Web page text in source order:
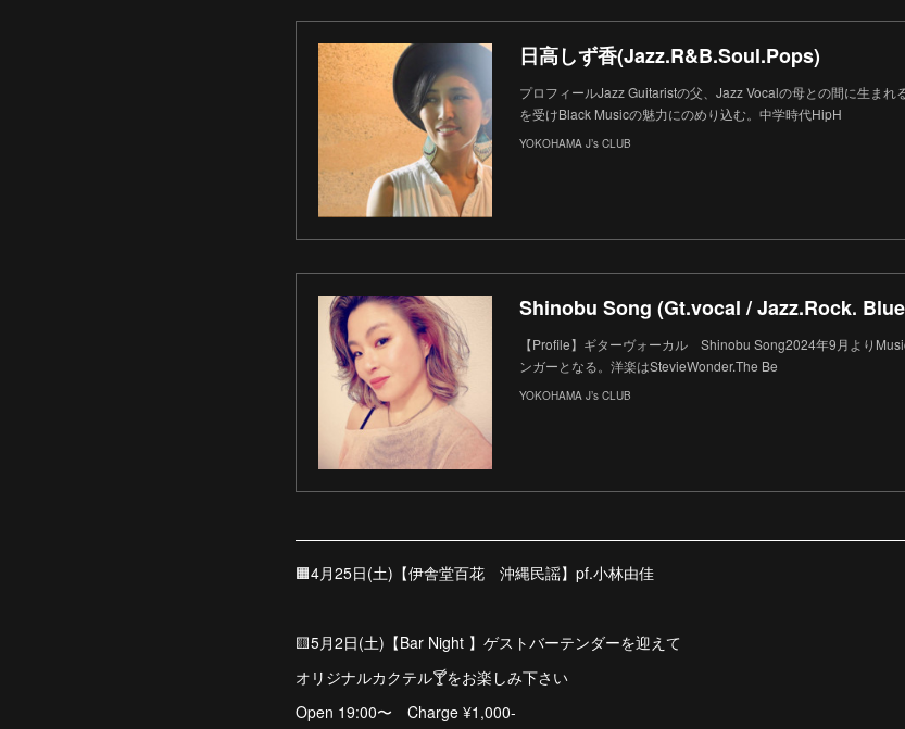
日高しず香(Jazz.R&B.Soul.Pops)
プロフィールJazz Guitaristの父、Jazz Vocalの母との間に生ま
を受けBlack Musicの魅力にのめり込む。中学時代HipH
YOKOHAMA J’s CLUB
Shinobu Song (Gt.vocal / Jazz.Rock.
【Profile】ギターヴォーカル Shinobu Song2024年9月より
ンガーとなる。洋楽はStevieWonder.The Be
YOKOHAMA J’s CLUB
🟧4月25日(土)【伊舎堂百花 沖縄民謡】pf.小林由佳
🟨5月2日(土)【Bar Night 】ゲストバーテンダーを迎えて
オリジナルカクテル🍸をお楽しみ下さい
Open 19:00〜 Charge ¥1,000-